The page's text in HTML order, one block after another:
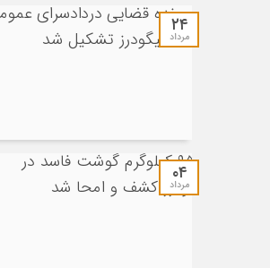
۲۴
مرداد
۰۴
مرداد